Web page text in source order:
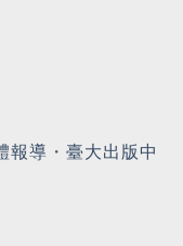
報導 ・ 臺大出版中